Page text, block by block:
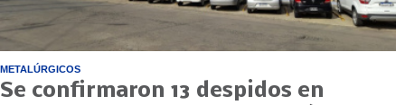
METALÚRGICOS
Se confirmaron 13 despidos en